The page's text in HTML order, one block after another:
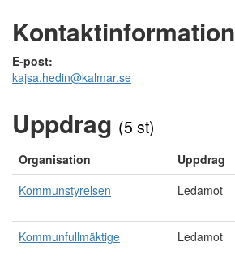
Kontaktinformation
E-post:
kajsa.hedin@kalmar.se
Uppdrag (5 st)
Organisation Uppdrag
Kommunstyrelsen
Ledamot
Kommunfullmäktige
Ledamot